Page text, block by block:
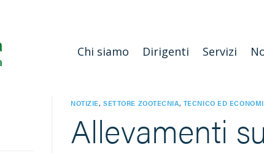
Chi siamo Dirigenti Servizi
NOTIZIE,SETTORE ZOOTECNIA, TECNICO ED
Allevamenti